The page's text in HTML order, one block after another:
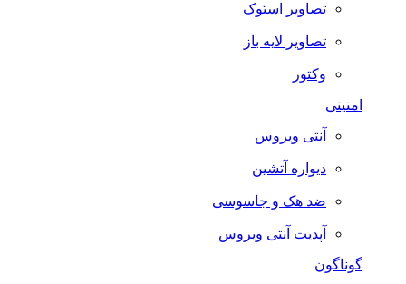
تصاویر استوک
تصاویر لایه باز
وکتور
امنیتی
آنتی ویروس
دیواره آتشین
ضد هک و جاسوسی
آپدیت آنتی ویروس
گوناگون